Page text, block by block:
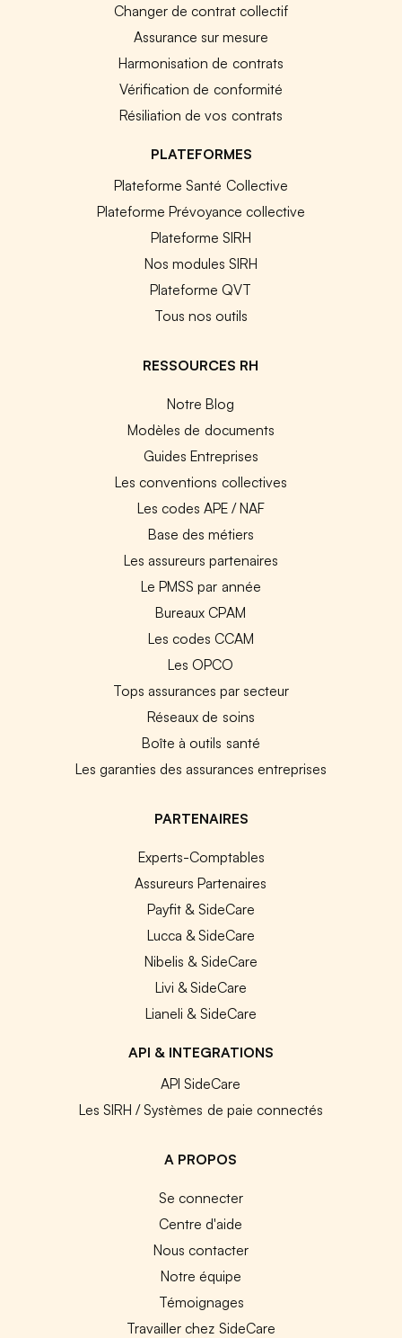
Changer de contrat collectif
Assurance sur mesure
Harmonisation de contrats
Vérification de conformité
Résiliation de vos contrats
PLATEFORMES
Plateforme Santé Collective
Plateforme Prévoyance collective
Plateforme SIRH
Nos modules SIRH
Plateforme QVT
Tous nos outils
RESSOURCES RH
Notre Blog
Modèles de documents
Guides Entreprises
Les conventions collectives
Les codes APE / NAF
Base des métiers
Les assureurs partenaires
Le PMSS par année
Bureaux CPAM
Les codes CCAM
Les OPCO
Tops assurances par secteur
Réseaux de soins
Boîte à outils santé
Les garanties des assurances entreprises
PARTENAIRES
Experts-Comptables
Assureurs Partenaires
Payfit & SideCare
Lucca & SideCare
Nibelis & SideCare
Livi & SideCare
Lianeli & SideCare
API & INTEGRATIONS
API SideCare
Les SIRH / Systèmes de paie connectés
A PROPOS
Se connecter
Centre d'aide
Nous contacter
Notre équipe
Témoignages
Travailler chez SideCare